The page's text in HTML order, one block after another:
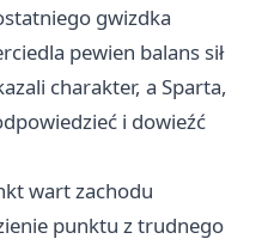
gwizdka
pewien balans sił
charakter, a Sparta,
i dowieźć
wart zachodu
punktu z trudnego